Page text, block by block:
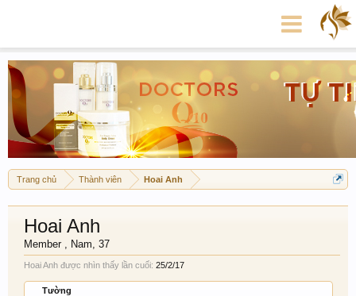
Trang chủ Thành viên Hoai Anh
Hoai Anh
Member , Nam, 37
Hoai Anh được nhìn thấy lần cuối: 25/2/17
Tường